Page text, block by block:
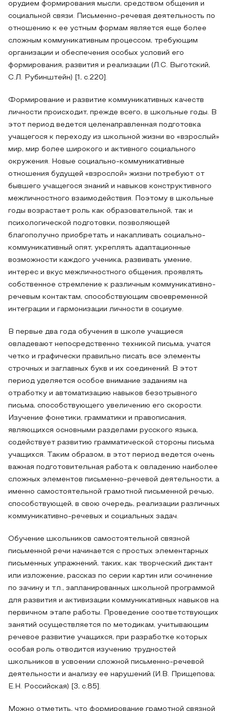
орудием формирования мысли, средством общения и
социальной связи. Письменно-речевая деятельность по
отношению к ее устным формам является еще более
сложным коммуникативным процессом, требующим
организации и обеспечения особых условий его
формирования, развития и реализации (Л.С. Выготский,
С.Л. Рубинштейн) [1, с.220].
Формирование и развитие коммуникативных качеств
личности происходит, прежде всего, в школьные годы. В
этот период ведется целенаправленная подготовка
учащегося к переходу из школьной жизни во «взрослый»
мир, мир более широкого и активного социального
окружения. Новые социально-коммуникативные
отношения будущей «взрослой» жизни потребуют от
бывшего учащегося знаний и навыков конструктивного
межличностного взаимодействия. Поэтому в школьные
годы возрастает роль как образовательной, так и
психологической подготовки, позволяющей
благополучно приобретать и накапливать социально-
коммуникативный опят, укреплять адаптационные
возможности каждого ученика, развивать умение,
интерес и вкус межличностного общения, проявлять
собственное стремление к различным коммуникативно-
речевым контактам, способствующим своевременной
интеграции и гармонизации личности в социуме.
В первые два года обучения в школе учащиеся
овладевают непосредственно техникой письма, учатся
четко и графически правильно писать все элементы
строчных и заглавных букв и их соединений. В этот
период уделяется особое внимание заданиям на
отработку и автоматизацию навыков безотрывного
письма, способствующего увеличению его скорости.
Изучение фонетики, грамматики и правописания,
являющихся основными разделами русского языка,
содействует развитию грамматической стороны письма
учащихся. Таким образом, в этот период ведется очень
важная подготовительная работа к овладению наиболее
сложных элементов письменно-речевой деятельности, а
именно самостоятельной грамотной письменной речью,
способствующей, в свою очередь, реализации различных
коммуникативно-речевых и социальных задач.
Обучение школьников самостоятельной связной
письменной речи начинается с простых элементарных
письменных упражнений, таких, как творческий диктант
или изложение, рассказ по серии картин или сочинение
по зачину и т.п., запланированных школьной программой
для развития и активизации коммуникативных навыков на
первичном этапе работы. Проведение соответствующих
занятий осуществляется по методикам, учитывающим
речевое развитие учащихся, при разработке которых
особая роль отводится изучению трудностей
школьников в усвоении сложной письменно-речевой
деятельности и анализу ее нарушений (И.В. Прищепова;
Е.Н. Российская) [3, с.85].
Можно отметить, что формирование грамотной связной